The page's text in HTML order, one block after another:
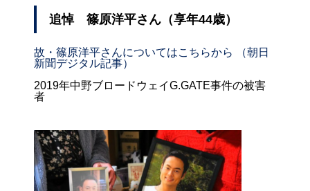
追悼 篠原洋平さん（享年44歳）
故・篠原洋平さんについてはこちらから （朝日
新聞デジタル記事）
2019年中野ブロードウェイG.GATE事件の被害
者